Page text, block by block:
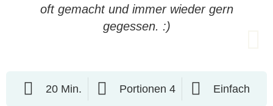
oft gemacht und immer wieder gern
gegessen. :)
20 Min. Portionen 4 Einfach